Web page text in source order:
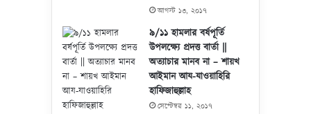
আগস্ট ১৩, ২০১৭
৯/১১ হামলার বর্ষপূর্তি
উপলক্ষ্যে প্রদত্ত বার্তা ||
অত্যাচার মানব না – শায়খ
আইমান আয-যাওয়াহিরি
হাফিজাহুল্লাহ
সেপ্টেম্বর ১১, ২০১৭